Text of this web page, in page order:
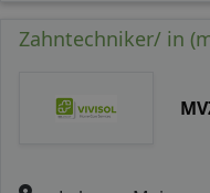
Zahntechniker/ in